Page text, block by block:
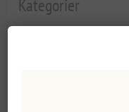
Kategorier